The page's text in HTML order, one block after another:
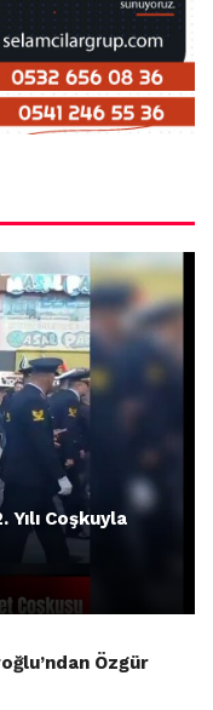
Coşkuyla
Özgür